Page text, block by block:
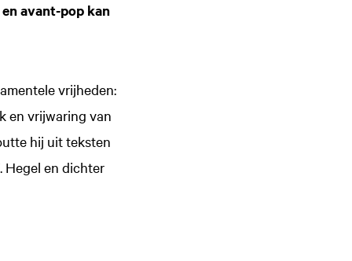
avant-pop kan
vrijheden:
en vrijwaring van
hij uit teksten
Hegel en dichter